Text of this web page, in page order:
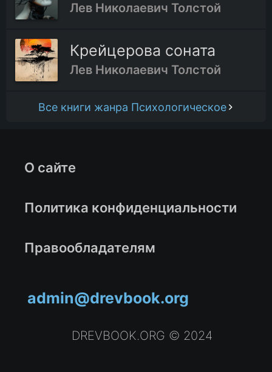
Лев Николаевич Толстой
Крейцерова соната
Лев Николаевич Толстой
Все книги жанра Психологическое
О сайте
Политика конфиденциальности
Правообладателям
admin@drevbook.org
DREVBOOK.ORG © 2024